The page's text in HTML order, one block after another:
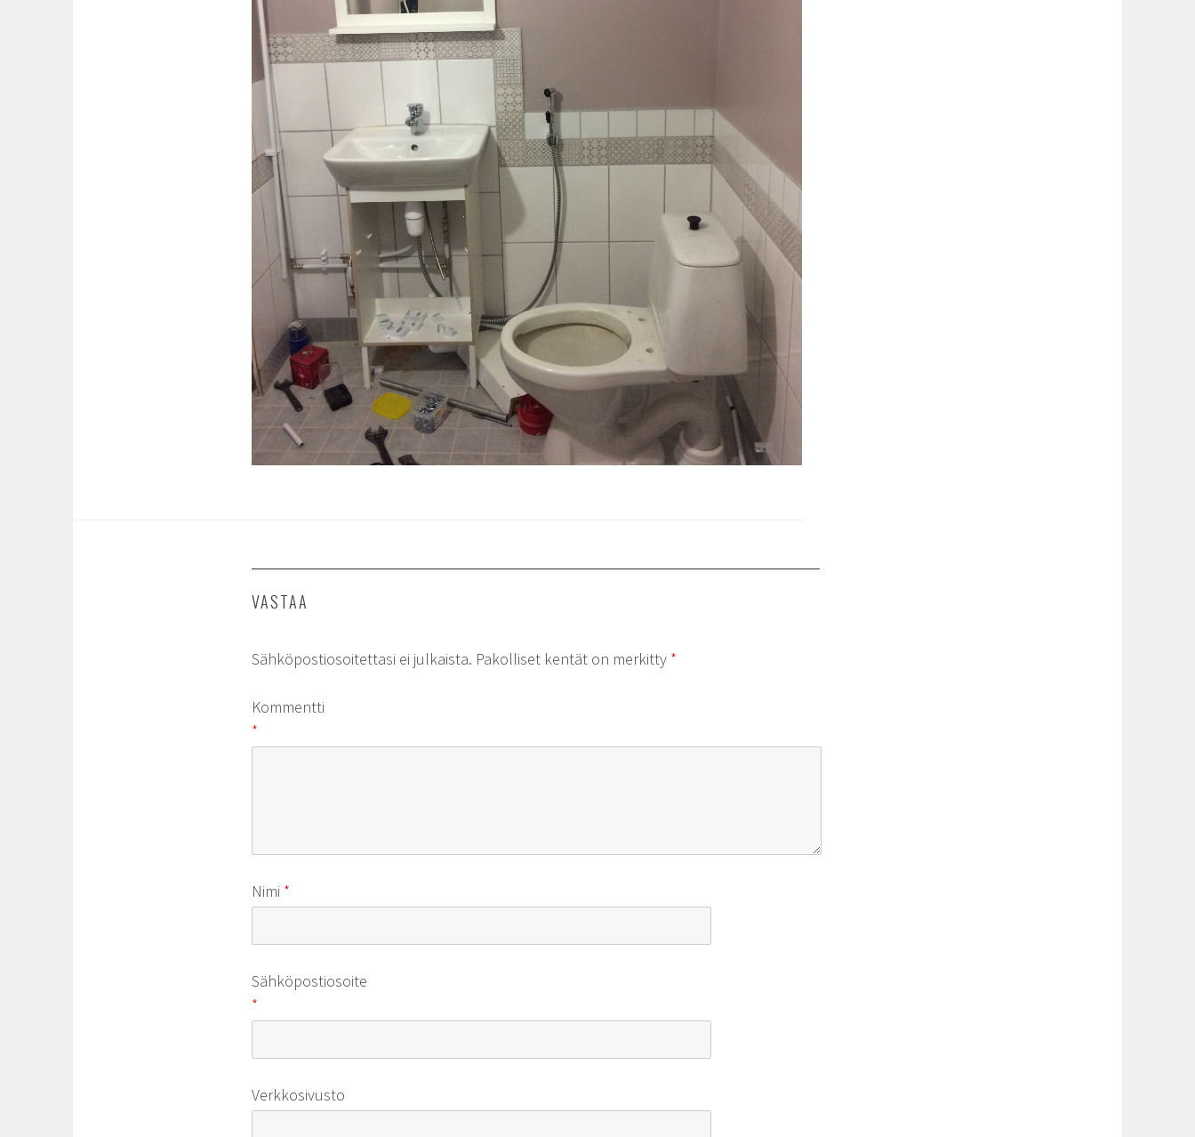
VASTAA
Sähköpostiosoitettasi ei julkaista. Pakolliset kentät on merkitty *
Kommentti
*
Nimi *
Sähköpostiosoite
*
Verkkosivusto